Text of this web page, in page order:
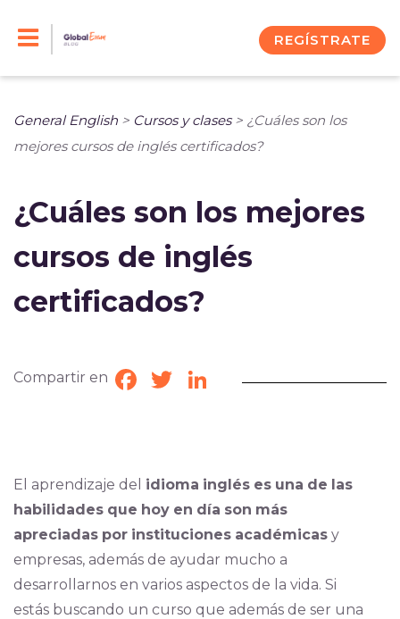
REGÍSTRATE
General English > Cursos y clases> ¿Cuáles son los
mejores cursos de inglés certificados?
¿Cuáles son los mejores
cursos de inglés
certificados?
Compartir en Facebook
TwitterLinkedIn
El aprendizaje del idioma inglés es una de las
habilidades que hoy en día son más
apreciadas por instituciones académicasy
empresas, además de ayudar mucho a
desarrollarnos en varios aspectos de la vida. Si
estás buscando un curso que además de ser una